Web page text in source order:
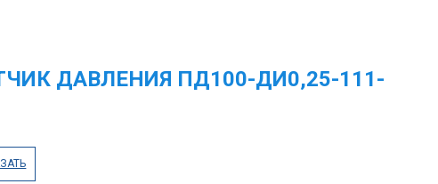
ДАВЛЕНИЯ ПД100-ДИ0,25-111-